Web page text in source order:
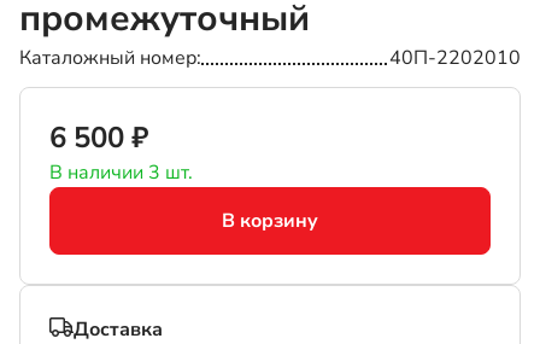
промежуточный
Каталожный номер 40П-2202010
6 500 ₽
В наличии 3 шт.
В корзину
Доставка